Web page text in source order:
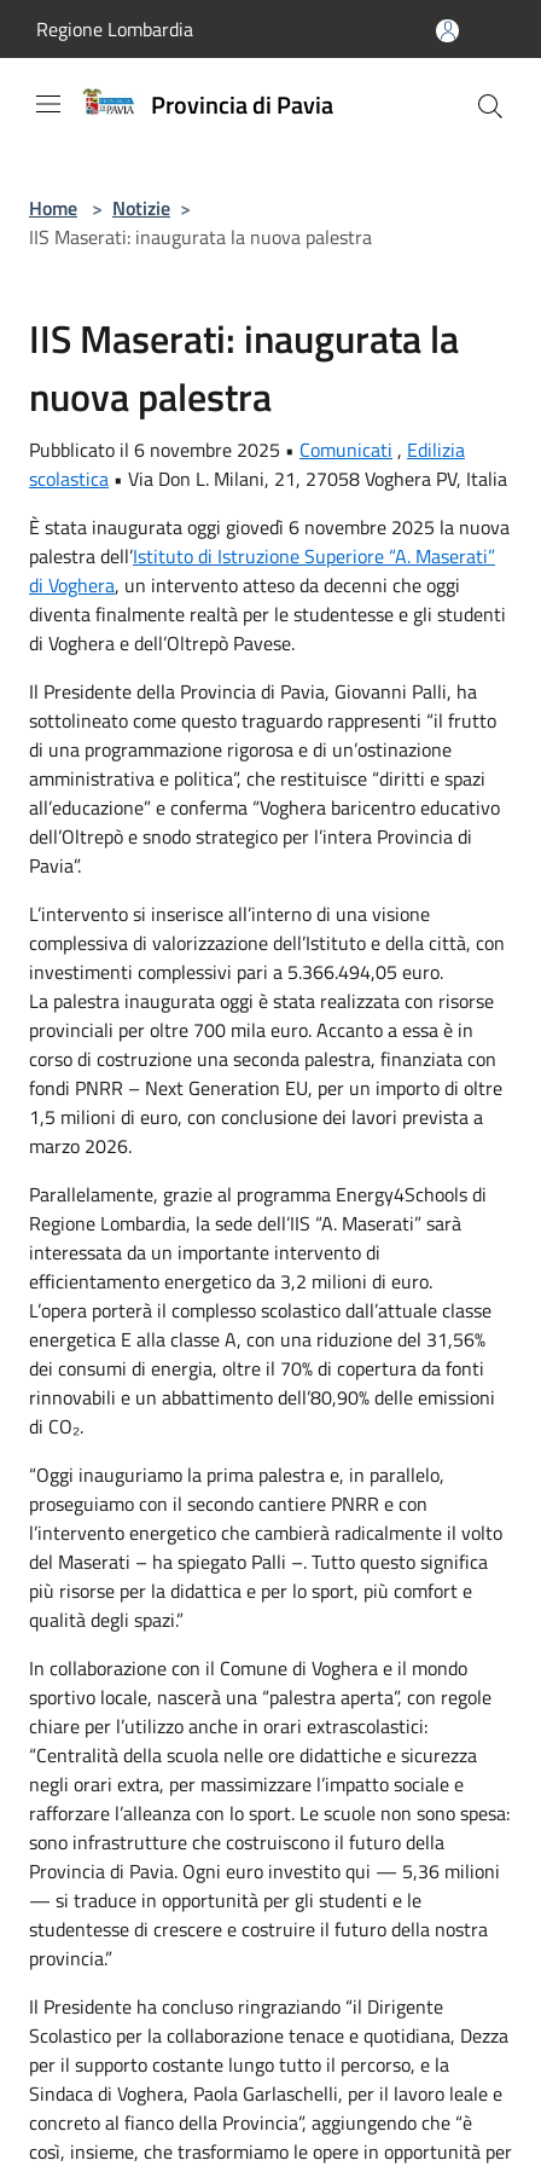
Regione Lombardia
Provincia di Pavia
Home > Notizie >
IIS Maserati: inaugurata la nuova palestra
IIS Maserati: inaugurata la
nuova palestra
Pubblicato il 6 novembre 2025 • Comunicati , Edilizia
scolastica • Via Don L. Milani, 21, 27058 Voghera PV, Italia
È stata inaugurata oggi giovedì 6 novembre 2025 la nuova
palestra dell’Istituto di Istruzione Superiore “A. Maserati”
di Voghera, un intervento atteso da decenni che oggi
diventa finalmente realtà per le studentesse e gli studenti
di Voghera e dell’Oltrepò Pavese.
Il Presidente della Provincia di Pavia, Giovanni Palli, ha
sottolineato come questo traguardo rappresenti “il frutto
di una programmazione rigorosa e di un’ostinazione
amministrativa e politica”, che restituisce “diritti e spazi
all’educazione” e conferma “Voghera baricentro educativo
dell’Oltrepò e snodo strategico per l’intera Provincia di
Pavia”.
L’intervento si inserisce all’interno di una visione
complessiva di valorizzazione dell’Istituto e della città, con
investimenti complessivi pari a 5.366.494,05 euro.
La palestra inaugurata oggi è stata realizzata con risorse
provinciali per oltre 700 mila euro. Accanto a essa è in
corso di costruzione una seconda palestra, finanziata con
fondi PNRR – Next Generation EU, per un importo di oltre
1,5 milioni di euro, con conclusione dei lavori prevista a
marzo 2026.
Parallelamente, grazie al programma Energy4Schools di
Regione Lombardia, la sede dell’IIS “A. Maserati” sarà
interessata da un importante intervento di
efficientamento energetico da 3,2 milioni di euro.
L’opera porterà il complesso scolastico dall’attuale classe
energetica E alla classe A, con una riduzione del 31,56%
dei consumi di energia, oltre il 70% di copertura da fonti
rinnovabili e un abbattimento dell’80,90% delle emissioni
di CO₂.
“Oggi inauguriamo la prima palestra e, in parallelo,
proseguiamo con il secondo cantiere PNRR e con
l’intervento energetico che cambierà radicalmente il volto
del Maserati – ha spiegato Palli –. Tutto questo significa
più risorse per la didattica e per lo sport, più comfort e
qualità degli spazi.”
In collaborazione con il Comune di Voghera e il mondo
sportivo locale, nascerà una “palestra aperta”, con regole
chiare per l’utilizzo anche in orari extrascolastici:
“Centralità della scuola nelle ore didattiche e sicurezza
negli orari extra, per massimizzare l’impatto sociale e
rafforzare l’alleanza con lo sport. Le scuole non sono spesa:
sono infrastrutture che costruiscono il futuro della
Provincia di Pavia. Ogni euro investito qui — 5,36 milioni
— si traduce in opportunità per gli studenti e le
studentesse di crescere e costruire il futuro della nostra
provincia.”
Il Presidente ha concluso ringraziando “il Dirigente
Scolastico per la collaborazione tenace e quotidiana, Dezza
per il supporto costante lungo tutto il percorso, e la
Sindaca di Voghera, Paola Garlaschelli, per il lavoro leale e
concreto al fianco della Provincia”, aggiungendo che “è
così, insieme, che trasformiamo le opere in opportunità per